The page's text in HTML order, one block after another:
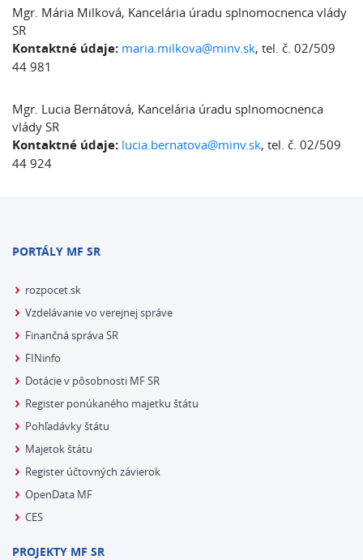
Mgr. Mária Milková, Kancelária úradu splnomocnenca vlády
SR
Kontaktné údaje: maria.milkova@minv.sk, tel. č. 02/509
44 981
Mgr. Lucia Bernátová, Kancelária úradu splnomocnenca
vlády SR
Kontaktné údaje: lucia.bernatova@minv.sk, tel. č. 02/509
44 924
PORTÁLY MF SR
rozpocet.sk
Vzdelávanie vo verejnej správe
Finančná správa SR
FINinfo
Dotácie v pôsobnosti MF SR
Register ponúkaného majetku štátu
Pohľadávky štátu
Majetok štátu
Register účtovných závierok
OpenData MF
CES
PROJEKTY MF SR